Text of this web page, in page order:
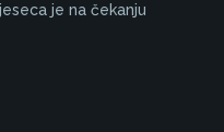
je na čekanju